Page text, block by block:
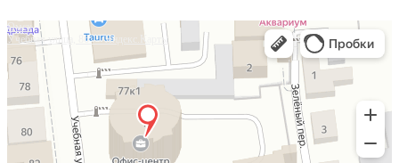
Омск
Учебная улица, 86 — Яндекс.Карты